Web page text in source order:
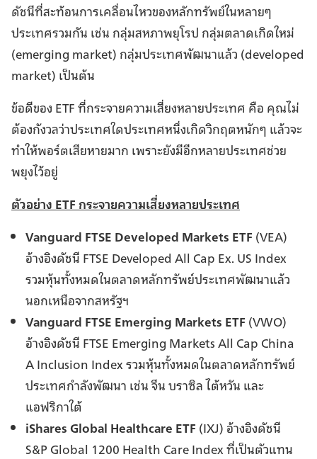
ดัชนีที่สะท้อนการเคลื่อนไหวของหลักทรัพย์ในหลายๆ
ประเทศรวมกัน เช่น กลุ่มสหภาพยุโรป กลุ่มตลาดเกิดใหม่
(emerging market) กลุ่มประเทศพัฒนาแล้ว (developed
market) เป็นต้น
ข้อดีของ ETF ที่กระจายความเสี่ยงหลายประเทศ คือ คุณไม่
ต้องกังวลว่าประเทศใดประเทศหนึ่งเกิดวิกฤตหนักๆ แล้วจะ
ทำให้พอร์ตเสียหายมาก เพราะยังมีอีกหลายประเทศช่วย
พยุงไว้อยู่
ตัวอย่าง ETF กระจายความเสี่ยงหลายประเทศ
Vanguard FTSE Developed Markets ETF (VEA)
อ้างอิงดัชนี FTSE Developed All Cap Ex. US Index
รวมหุ้นทั้งหมดในตลาดหลักทรัพย์ประเทศพัฒนาแล้ว
นอกเหนือจากสหรัฐฯ
Vanguard FTSE Emerging Markets ETF (VWO)
อ้างอิงดัชนี FTSE Emerging Markets All Cap China
A Inclusion Index รวมหุ้นทั้งหมดในตลาดหลักทรัพย์
ประเทศกำลังพัฒนา เช่น จีน บราซิล ไต้หวัน และ
แอฟริกาใต้
iShares Global Healthcare ETF (IXJ) อ้างอิงดัชนี
S&P Global 1200 Health Care Index ที่เป็นตัวแทน